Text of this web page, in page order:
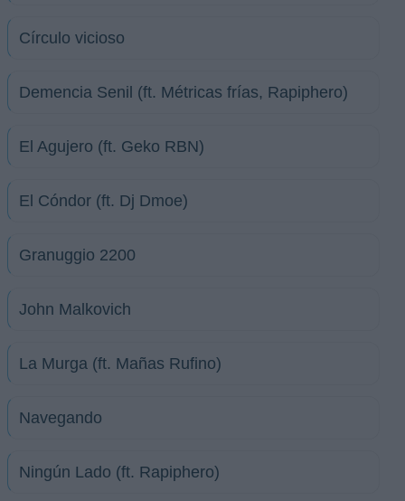
Círculo vicioso
Demencia Senil (ft. Métricas frías, Rapiphero)
El Agujero (ft. Geko RBN)
El Cóndor (ft. Dj Dmoe)
Granuggio 2200
John Malkovich
La Murga (ft. Mañas Rufino)
Navegando
Ningún Lado (ft. Rapiphero)